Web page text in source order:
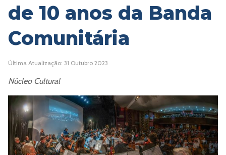
de 10 anos da Banda
Comunitária
Última Atualização: 31 Outubro 2023
Núcleo Cultural